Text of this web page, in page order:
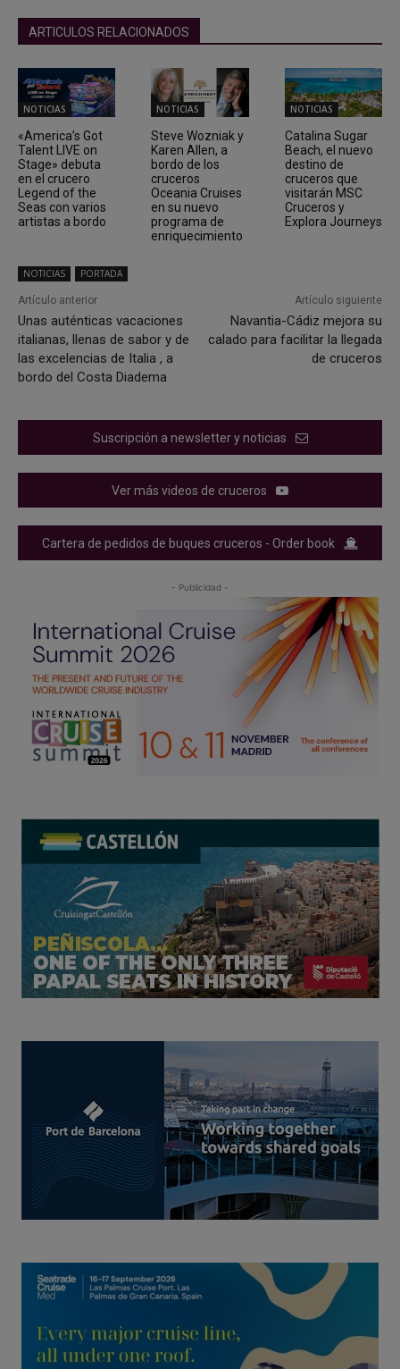
ARTICULOS RELACIONADOS
NOTICIAS
«America’s Got
Talent LIVE on
Stage» debuta
en el crucero
Legend of the
Seas con varios
artistas a bordo
NOTICIAS
Steve Wozniak y
Karen Allen, a
bordo de los
cruceros
Oceania Cruises
en su nuevo
programa de
enriquecimiento
NOTICIAS
Catalina Sugar
Beach, el nuevo
destino de
cruceros que
visitarán MSC
Cruceros y
Explora Journeys
NOTICIAS PORTADA
Artículo anterior
Unas auténticas vacaciones
italianas, llenas de sabor y de
las excelencias de Italia , a
bordo del Costa Diadema
Artículo siguiente
Navantia-Cádiz mejora su
calado para facilitar la llegada
de cruceros
Suscripción a newsletter y noticias
Ver más videos de cruceros
Cartera de pedidos de buques cruceros - Order book
- Publicidad -